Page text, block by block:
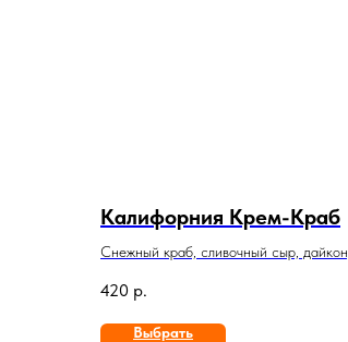
Калифорния Крем-Краб
Снежный краб, сливочный сыр, дайкон,
420 р.
Выбрать